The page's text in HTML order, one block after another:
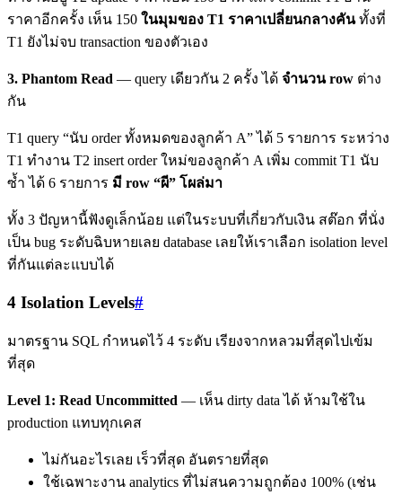
ราคาอีกครั้ง เห็น 150 ในมุมของ T1 ราคาเปลี่ยนกลางคันทั้งที่
T1 ยังไม่จบ transaction ของตัวเอง
3. Phantom Read — query เดียวกัน 2 ครั้ง ได้ จำนวน row ต่าง
กัน
T1 query “นับ order ทั้งหมดของลูกค้า A” ได้ 5 รายการ ระหว่าง
T1 ทำงาน T2 insert order ใหม่ของลูกค้า A เพิ่ม commit T1 นับ
ซ้ำ ได้ 6 รายการ มี row “ผี” โผล่มา
ทั้ง 3 ปัญหานี้ฟังดูเล็กน้อย แต่ในระบบที่เกี่ยวกับเงิน สต๊อก ที่นั่ง
เป็น bug ระดับฉิบหายเลย database เลยให้เราเลือก isolation level
ที่กันแต่ละแบบได้
4 Isolation Levels#
มาตรฐาน SQL กำหนดไว้ 4 ระดับ เรียงจากหลวมที่สุดไปเข้ม
ที่สุด
Level 1: Read Uncommitted — เห็น dirty data ได้ ห้ามใช้ใน
production แทบทุกเคส
ไม่กันอะไรเลย เร็วที่สุด อันตรายที่สุด
ใช้เฉพาะงาน analytics ที่ไม่สนความถูกต้อง 100% (เช่น